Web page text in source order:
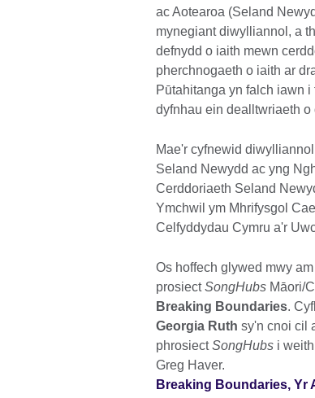
ac Aotearoa (Seland
mynegiant diwylliannol, a
defnydd o iaith mewn
pherchnogaeth o iaith ar
Pūtahitanga yn falch iawn
dyfnhau ein dealltwriaeth
Mae'r cyfnewid
Seland Newydd ac yng
Cerddoriaeth Seland
Ymchwil ym Mhrifysgol
Celfyddydau Cymru a'r
Os hoffech glywed mwy
prosiectSongHubs Māori/
Breaking Boundaries.
Georgia Ruth sy'n cnoi cil
phrosiectSongHubs i
Greg Haver.
Breaking Boundaries, Yr